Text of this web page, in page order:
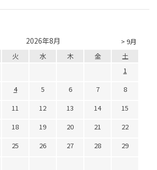
> 9月
2026年8月
火 水 木 金
土
1
4 5 6 7
8
11 12 13 14
15
18 19 20 21
22
25 26 27 28
29